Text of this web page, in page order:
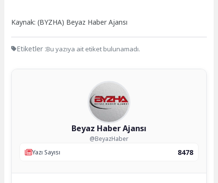
Kaynak: (BYZHA) Beyaz Haber Ajansı
Etiketler :Bu yazıya ait etiket bulunamadı.
Beyaz Haber Ajansı
@BeyazHaber
Yazı Sayısı
8478